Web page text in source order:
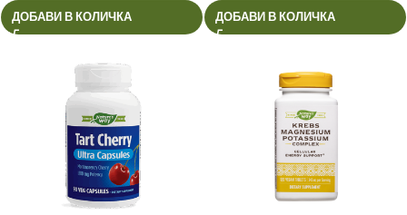
ДОБАВИ В КОЛИЧКА ДОБАВИ В КОЛИЧКА